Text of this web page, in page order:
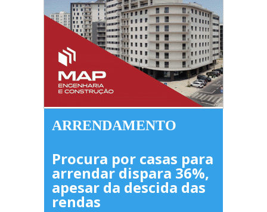
ARRENDAMENTO
Procura por casas para
arrendar dispara 36%,
apesar da descida das
rendas